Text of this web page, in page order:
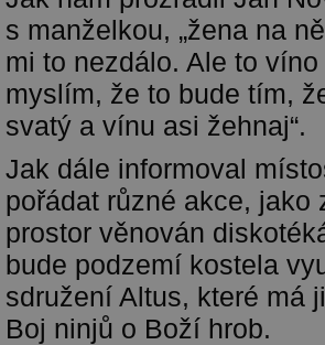
s manželkou, „žena na
mi to nezdálo. Ale to
myslím, že to bude tím,
svatý a vínu asi žehnaj“.
Jak dále informoval
pořádat různé akce, jako
prostor věnován
bude podzemí kostela
sdružení Altus, které má
Boj ninjů o Boží hrob.